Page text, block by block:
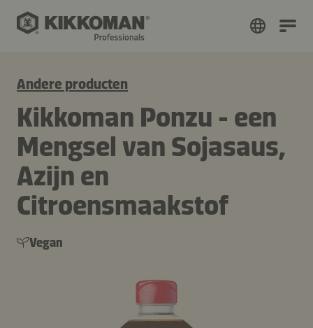
Andere producten
Kikkoman Ponzu - een
Mengsel van Sojasaus,
Azijn en
Citroensmaakstof
Vegan